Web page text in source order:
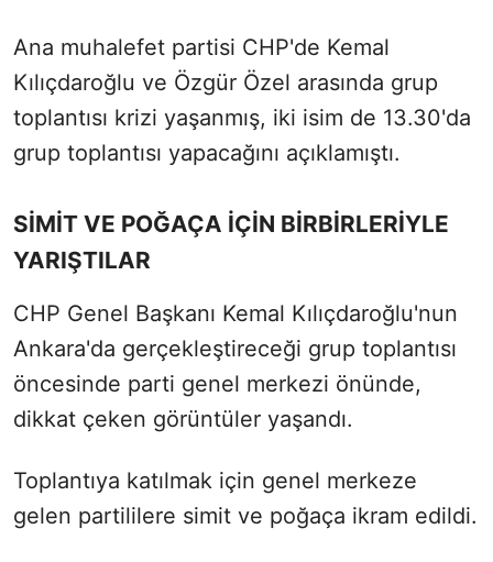
Ana muhalefet partisi CHP'de Kemal
Kılıçdaroğlu ve Özgür Özel arasında grup
toplantısı krizi yaşanmış, iki isim de 13.30'da
grup toplantısı yapacağını açıklamıştı.
SİMİT VE POĞAÇA İÇİN BİRBİRLERİYLE
YARIŞTILAR
CHP Genel Başkanı Kemal Kılıçdaroğlu'nun
Ankara'da gerçekleştireceği grup toplantısı
öncesinde parti genel merkezi önünde,
dikkat çeken görüntüler yaşandı.
Toplantıya katılmak için genel merkeze
gelen partililere simit ve poğaça ikram edildi.